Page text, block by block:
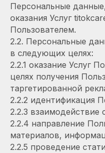
Персональные
оказания Услуг
Пользователем.
2.2. Персональные
в следующих целях:
2.2.1 оказание Услуг
целях получения
таргетированной
2.2.2 идентификация
2.2.3 взаимодействие
2.2.4 направление
материалов,
2.2.5 проведение